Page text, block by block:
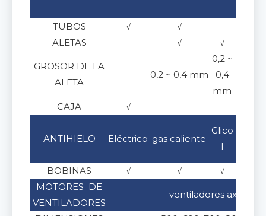
TUBOS √ √
ALETAS
√ √
GROSOR DE LA
ALETA
0,2 ~ 0,4 mm
0,2 ~
0,4
mm
CAJA
√
ANTIHIELO Eléctrico gas caliente
Glico
l
BOBINAS √ √ √
MOTORES DE
VENTILADORES
ventiladores axiales